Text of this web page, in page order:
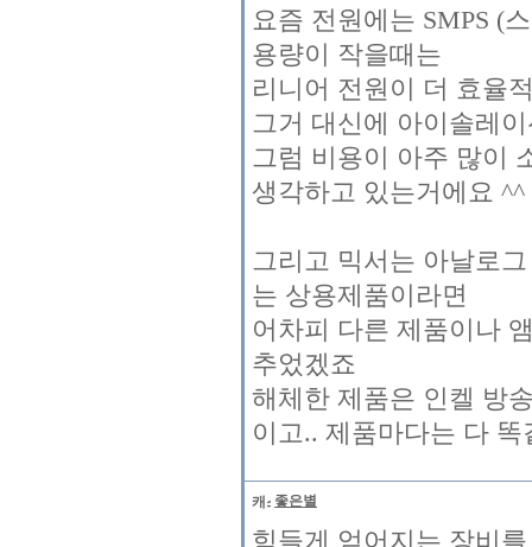
요즘 전원에는 SMPS (
용량이 작을때는
리니어 전원이 더 효율
그거 대신에 아이솔레
그럼 비용이 아주 많이
생각하고 있는거에요 ^^
그리고 믹서는 아날로
는 상용제품이라면
어차피 다른 제품이나
추었겠죠
해체한 제품은 인켈 방
이고.. 제품마다는 다 똑
좋은별
힘들게 얻어지는 장비